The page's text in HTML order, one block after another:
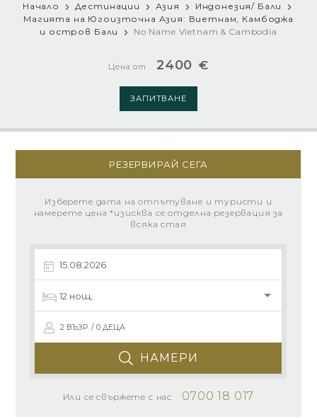
Начало Дестинации Азия
Индонезия/ Бали
Магията на Югоизточна Азия: Виетнам, Камбоджа
и остров Бали
No Name Vietnam & Cambodia
Цена от 2400 €
ЗАПИТВАНЕ
РЕЗЕРВИРАЙ СЕГА
Изберете дата на отпътуване и туристи и
намерете цена *изисква се отделна резервация за
всяка стая
2 ВЪЗР. / 0 ДЕЦА
НАМЕРИ
Или се свържете с нас 0700 18 017